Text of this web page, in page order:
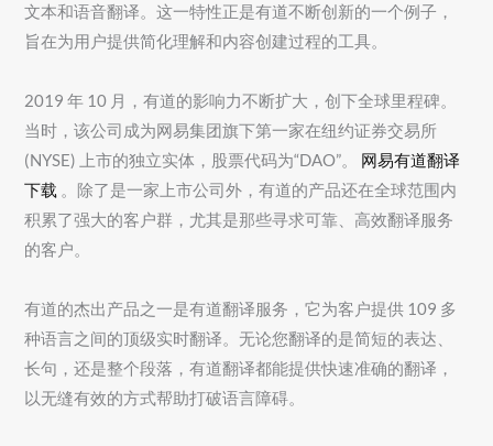
文本和语音翻译。这一特性正是有道不断创新的一个例子，
旨在为用户提供简化理解和内容创建过程的工具。
2019 年 10 月，有道的影响力不断扩大，创下全球里程碑。
当时，该公司成为网易集团旗下第一家在纽约证券交易所
(NYSE) 上市的独立实体，股票代码为“DAO”。 网易有道翻译
下载 。除了是一家上市公司外，有道的产品还在全球范围内
积累了强大的客户群，尤其是那些寻求可靠、高效翻译服务
的客户。
有道的杰出产品之一是有道翻译服务，它为客户提供 109 多
种语言之间的顶级实时翻译。无论您翻译的是简短的表达、
长句，还是整个段落，有道翻译都能提供快速准确的翻译，
以无缝有效的方式帮助打破语言障碍。